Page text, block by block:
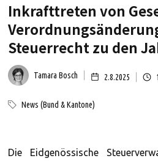
Inkrafttreten von
Steuerrecht zu den
Tamara Bosch 2.8.2025 1
News (Bund & Kantone)
Die Eidgenössische